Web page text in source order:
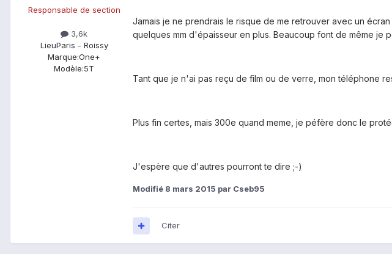
Responsable de section
3,6k
LieuParis - Roissy
Marque:One+
Modèle:5T
Jamais je ne prendrais le risque de me retrouver avec un
quelques mm d'épaisseur en plus. Beaucoup font de même je
Tant que je n'ai pas reçu de film ou de verre, mon téléphone
Plus fin certes, mais 300e quand meme, je péfère donc le
J'espère que d'autres pourront te dire ;-)
Modifié 8 mars 2015 par Cseb95
Citer